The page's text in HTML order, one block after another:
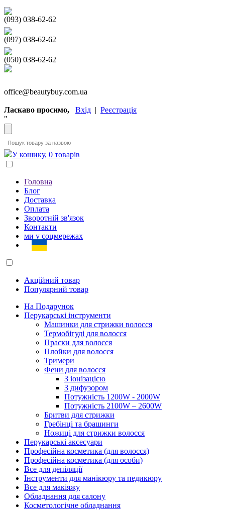
(093) 038-62-62
(097) 038-62-62
(050) 038-62-62
office@beautybuy.com.ua
Ласкаво просимо, Вхід | Реєстрація
"
У кошику, 0 товарів
Головна
Блог
Доставка
Оплата
Зворотній зв'язок
Контакти
ми у соцмережах
Акційний товар
Популярний товар
На Подарунок
Перукарські інструменти
Машинки для стрижки волосся
Термобігуді для волосся
Праски для волосся
Плойки для волосся
Тримери
Фени для волосся
З іонізацією
З дифузором
Потужність 1200W - 2000W
Потужність 2100W – 2600W
Бритви для стрижки
Гребінці та брашинги
Ножиці для стрижки волосся
Перукарські аксесуари
Професійна косметика (для волосся)
Професійна косметика (для особи)
Все для депіляції
Інструменти для манікюру та педикюру
Все для макіяжу
Обладнання для салону
Косметологічне обладнання